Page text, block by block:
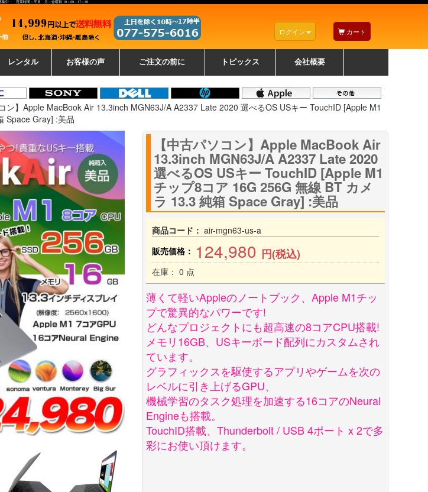
集中 営業時間：平日 月～金曜日 10：00～17：30
ログイン カート
レンタル お客様の声 ご注文の前に トピックス 会社概要
ン】Apple MacBook Air 13.3inch MGN63J/A A2337 Late 2020 選べるOS USキー TouchID [Apple M1
Space Gray] :美品
【中古パソコン】Apple MacBook Air
13.3inch MGN63J/A A2337 Late 2020
選べるOS USキー TouchID [Apple M1
チップ8コア 16G 256G 無線 BT カメ
ラ 13.3 純箱 Space Gray] :美品
商品コード： air-mgn63-us-a
販売価格： 124,980 円(税込)
在庫： 0 点
薄くて軽いAppleのノートブック、Apple M1チッ
プで驚異的なパワーです!
どんなプロジェクトにも超高速の8コアCPU搭載!
メモリ16GB、USキーボード配列にカスタムされ
ています。
グラフィックスを駆使するアプリやゲームを次の
レベルに引き上げるGPU、
機械学習のタスク処理を加速する16コアのNeural
Engineも搭載。
TouchID搭載、Thunderbolt / USB 4ポート x 2で多
彩にお使い頂けます。